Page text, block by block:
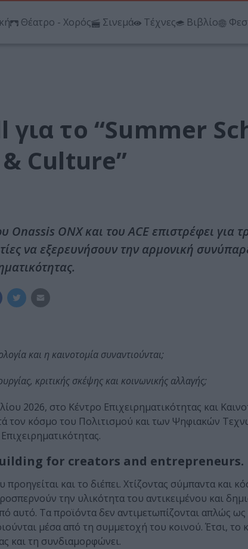
Θέατρο - Χορός Σινεμά Τέχνες Βιβλίο
για το “Summer
Culture”
ONX και του ACE επιστρέφει για
να εξερευνήσουν την αρμονική
και η καινοτομία συναντιούνται;
κριτικής σκέψης και κοινωνικής αλλαγής;
2026, στο Κέντρο Επιχειρηματικότητας και
τον κόσμο του Πολιτισμού και των Ψηφιακών
for creators and entrepreneurs.
και το διέπει. Χτίζοντας σύμπαντα και
την υλικότητα του αντικειμένου και
αυτό. Τα προϊόντα δεν αντιμετωπίζονται απλώς ως
μέσα από τη συμμετοχή του κοινού. Έτσι, το
και τη συνδιαμορφώνει.